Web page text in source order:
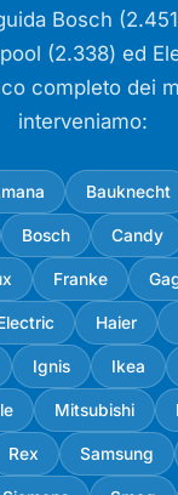
Bosch
(2.338) ed
completo dei
interveniamo:
Bauknecht
Bosch Candy
Franke
Haier
Ignis Ikea
Mitsubishi
Rex Samsung